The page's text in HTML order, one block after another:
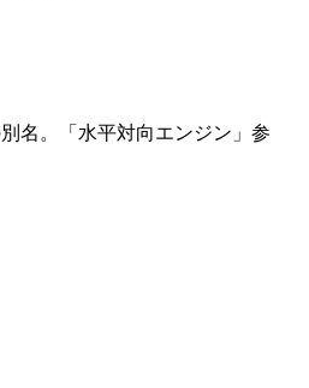
名。「水平対向エンジン」参